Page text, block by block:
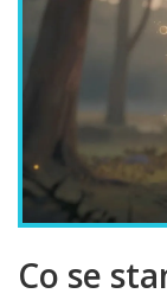
Co se